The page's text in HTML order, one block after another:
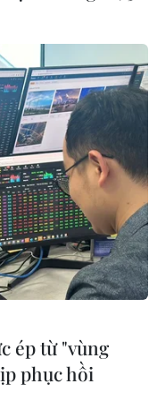
ép từ "vùng
phục hồi